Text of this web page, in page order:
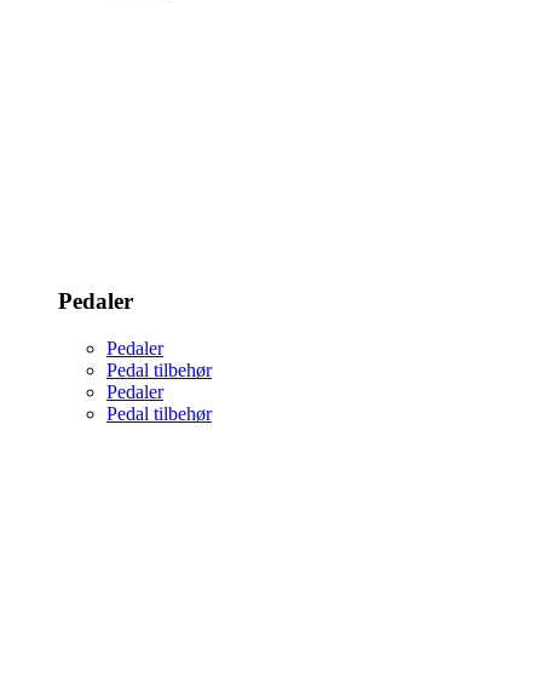
Pedaler
Pedaler
Pedal tilbehør
Pedaler
Pedal tilbehør